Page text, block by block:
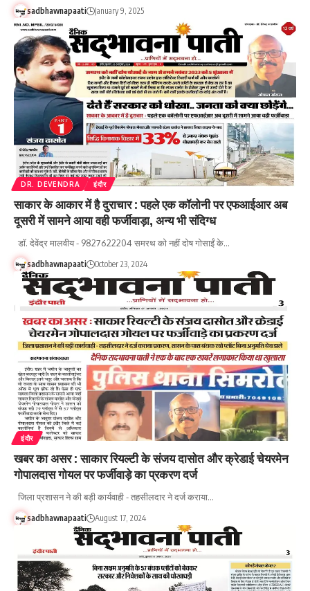
sadbhawnapaati January 9, 2025
DR. DEVENDRA इंदौर
साकार के आकार में है दुराचार : पहले एक कॉलोनी पर एफआईआर अब
दूसरी में सामने आया वही फर्जीवाड़ा, अन्य भी संदिग्ध
डॉ. देवेंद्र मालवीय - 9827622204 समरथ को नहीं दोष गोसाईं के…
sadbhawnapaati October 23, 2024
इंदौर
खबर का असर : साकार रियल्टी के संजय दासोत और क्रेडाई चेयरमेन
गोपालदास गोयल पर फर्जीवाड़े का प्रकरण दर्ज
जिला प्रशासन ने की बड़ी कार्यवाही - तहसीलदार ने दर्ज कराया…
sadbhawnapaati August 17, 2024